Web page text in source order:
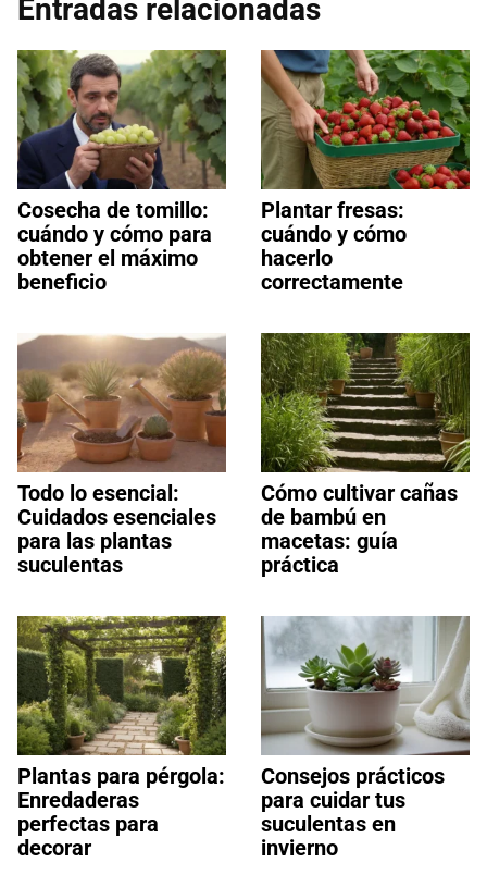
Entradas relacionadas
Cosecha de tomillo:
cuándo y cómo para
obtener el máximo
beneficio
Plantar fresas:
cuándo y cómo
hacerlo
correctamente
Todo lo esencial:
Cuidados esenciales
para las plantas
suculentas
Cómo cultivar cañas
de bambú en
macetas: guía
práctica
Plantas para pérgola:
Enredaderas
perfectas para
decorar
Consejos prácticos
para cuidar tus
suculentas en
invierno